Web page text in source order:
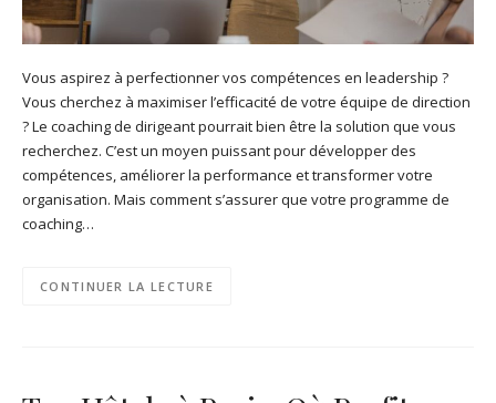
Vous aspirez à perfectionner vos compétences en leadership ?
Vous cherchez à maximiser l’efficacité de votre équipe de direction
? Le coaching de dirigeant pourrait bien être la solution que vous
recherchez. C’est un moyen puissant pour développer des
compétences, améliorer la performance et transformer votre
organisation. Mais comment s’assurer que votre programme de
coaching…
CONTINUER LA LECTURE